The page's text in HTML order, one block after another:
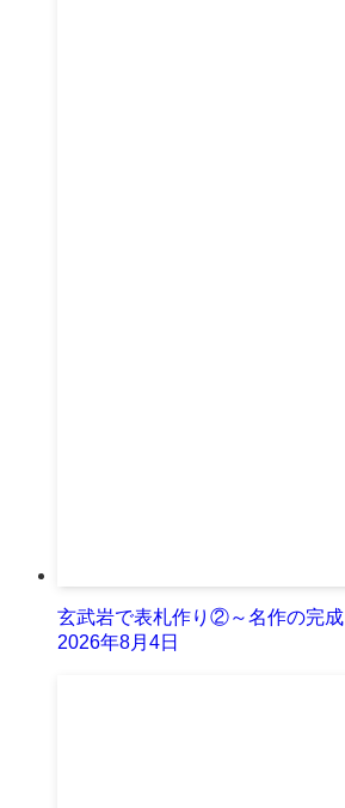
玄武岩で表札作り②～名作の完成
2026年8月4日